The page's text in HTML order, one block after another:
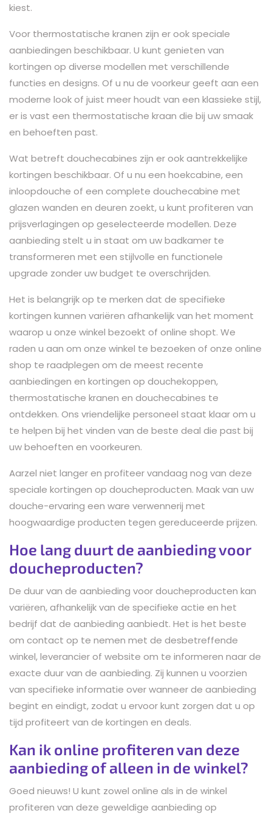
kiest.
Voor thermostatische kranen zijn er ook speciale
aanbiedingen beschikbaar. U kunt genieten van
kortingen op diverse modellen met verschillende
functies en designs. Of u nu de voorkeur geeft aan een
moderne look of juist meer houdt van een klassieke stijl,
er is vast een thermostatische kraan die bij uw smaak
en behoeften past.
Wat betreft douchecabines zijn er ook aantrekkelijke
kortingen beschikbaar. Of u nu een hoekcabine, een
inloopdouche of een complete douchecabine met
glazen wanden en deuren zoekt, u kunt profiteren van
prijsverlagingen op geselecteerde modellen. Deze
aanbieding stelt u in staat om uw badkamer te
transformeren met een stijlvolle en functionele
upgrade zonder uw budget te overschrijden.
Het is belangrijk op te merken dat de specifieke
kortingen kunnen variëren afhankelijk van het moment
waarop u onze winkel bezoekt of online shopt. We
raden u aan om onze winkel te bezoeken of onze online
shop te raadplegen om de meest recente
aanbiedingen en kortingen op douchekoppen,
thermostatische kranen en douchecabines te
ontdekken. Ons vriendelijke personeel staat klaar om u
te helpen bij het vinden van de beste deal die past bij
uw behoeften en voorkeuren.
Aarzel niet langer en profiteer vandaag nog van deze
speciale kortingen op doucheproducten. Maak van uw
douche-ervaring een ware verwennerij met
hoogwaardige producten tegen gereduceerde prijzen.
Hoe lang duurt de aanbieding voor
doucheproducten?
De duur van de aanbieding voor doucheproducten kan
variëren, afhankelijk van de specifieke actie en het
bedrijf dat de aanbieding aanbiedt. Het is het beste
om contact op te nemen met de desbetreffende
winkel, leverancier of website om te informeren naar de
exacte duur van de aanbieding. Zij kunnen u voorzien
van specifieke informatie over wanneer de aanbieding
begint en eindigt, zodat u ervoor kunt zorgen dat u op
tijd profiteert van de kortingen en deals.
Kan ik online profiteren van deze
aanbieding of alleen in de winkel?
Goed nieuws! U kunt zowel online als in de winkel
profiteren van deze geweldige aanbieding op